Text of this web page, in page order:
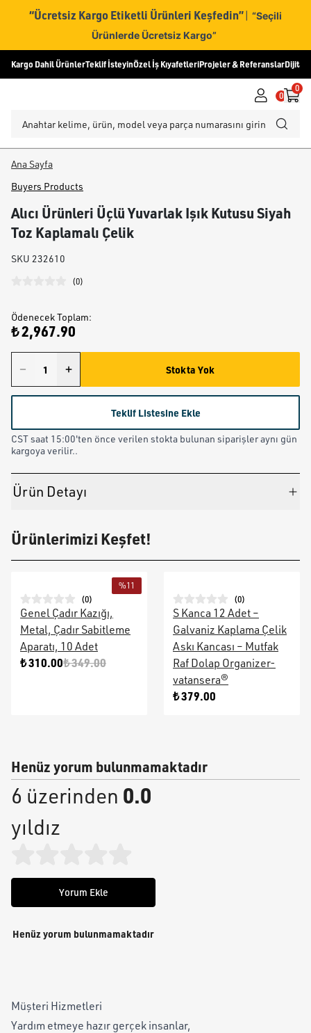
“Ücretsiz Kargo Etiketli Ürünleri Keşfedin” | “Seçili
Ürünlerde Ücretsiz Kargo”
Kargo Dahil ÜrünlerTeklif İsteyinÖzel İş KıyafetleriProjeler & ReferanslarDijital
0
0
Ana Sayfa
Buyers Products
Alıcı Ürünleri Üçlü Yuvarlak Işık Kutusu Siyah
Toz Kaplamalı Çelik
SKU 232610
(0)
Ödenecek Toplam:
₺ 2,967.90
Stokta Yok
Teklif Listesine Ekle
CST saat 15:00'ten önce verilen stokta bulunan siparişler aynı gün
kargoya verilir..
Ürün Detayı
Ürünlerimizi Keşfet!
%11
(0)
Genel Çadır Kazığı,
Metal, Çadır Sabitleme
Aparatı, 10 Adet
₺ 310.00₺ 349.00
(0)
S Kanca 12 Adet –
Galvaniz Kaplama Çelik
Askı Kancası – Mutfak
Raf Dolap Organizer-
vatansera®
₺ 379.00
Henüz yorum bulunmamaktadır
6 üzerinden 0.0
yıldız
Yorum Ekle
Henüz yorum bulunmamaktadır
Müşteri Hizmetleri
Yardım etmeye hazır gerçek insanlar,